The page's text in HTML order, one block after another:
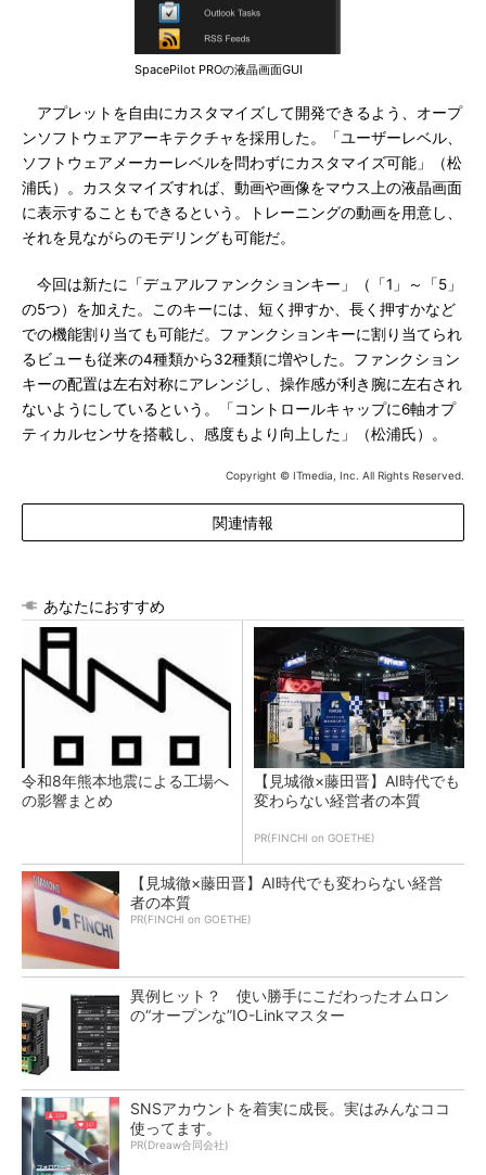
SpacePilot PROの液晶画面GUI
アプレットを自由にカスタマイズして開発できるよう、オープ
ンソフトウェアアーキテクチャを採用した。「ユーザーレベル、
ソフトウェアメーカーレベルを問わずにカスタマイズ可能」（松
浦氏）。カスタマイズすれば、動画や画像をマウス上の液晶画面
に表示することもできるという。トレーニングの動画を用意し、
それを見ながらのモデリングも可能だ。
今回は新たに「デュアルファンクションキー」（「1」～「5」
の5つ）を加えた。このキーには、短く押すか、長く押すかなど
での機能割り当ても可能だ。ファンクションキーに割り当てられ
るビューも従来の4種類から32種類に増やした。ファンクション
キーの配置は左右対称にアレンジし、操作感が利き腕に左右され
ないようにしているという。「コントロールキャップに6軸オプ
ティカルセンサを搭載し、感度もより向上した」（松浦氏）。
Copyright © ITmedia, Inc. All Rights Reserved.
関連情報
あなたにおすすめ
令和8年熊本地震による工場へ
の影響まとめ
【見城徹×藤田晋】AI時代でも
変わらない経営者の本質
PR(FINCHI on GOETHE)
【見城徹×藤田晋】AI時代でも変わらない経営
者の本質
PR(FINCHI on GOETHE)
異例ヒット？ 使い勝手にこだわったオムロン
の“オープンな”IO-Linkマスター
SNSアカウントを着実に成長。実はみんなココ
使ってます。
PR(Dreaw合同会社)